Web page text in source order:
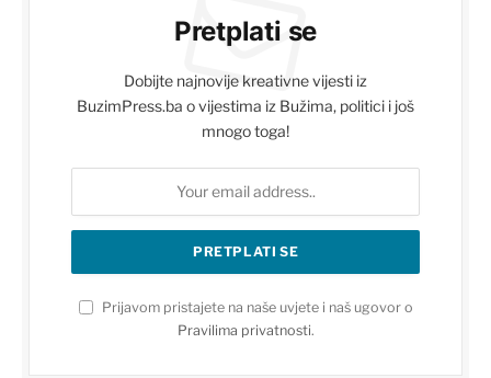
Pretplati se
Dobijte najnovije kreativne vijesti iz
BuzimPress.ba o vijestima iz Bužima, politici i još
mnogo toga!
Prijavom pristajete na naše uvjete i naš ugovor o
Pravilima privatnosti.